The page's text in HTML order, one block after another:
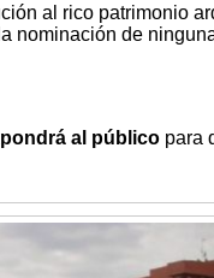
al rico patrimonio
nominación de
al público para